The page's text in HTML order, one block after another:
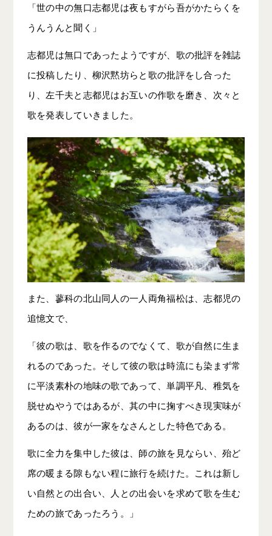
「世の中の無口志都児は夜もすがら吾がかたらくを
うんうんと聞く」
志都児は無口であったようですが、歌の批評を雑誌
に投稿したり、柳沢黙坊らと歌の批評をし合った
り、左千夫と志都児はお互いの作歌を磨き、次々と
歌を発表していきました。
また、蓼科の北山同人の一人両角福松は、志都児の
追憶文で、
「彼の歌は、歌を作るのでなくて、歌が自然に生ま
れるのであった。そして彼の歌は時流にも染まず常
に平淡素朴の地味の歌であって、単調平凡、稚気を
脱せぬやうではあるが、其の中に掬すべき現実味が
あるのは、彼が一家をなさんとした特色である。
歌に全力を集中した彼は、師の旅を見ならい、殆ど
席の暖まる隙もない程に旅行を続けた。これは新し
い自然との出合い、人との出会いを求めて歌を生む
ための旅であったろう。」